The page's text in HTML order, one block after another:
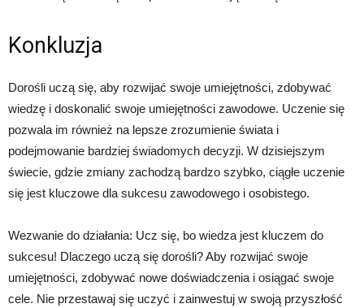
Konkluzja
Dorośli uczą się, aby rozwijać swoje umiejętności, zdobywać
wiedzę i doskonalić swoje umiejętności zawodowe. Uczenie się
pozwala im również na lepsze zrozumienie świata i
podejmowanie bardziej świadomych decyzji. W dzisiejszym
świecie, gdzie zmiany zachodzą bardzo szybko, ciągłe uczenie
się jest kluczowe dla sukcesu zawodowego i osobistego.
Wezwanie do działania: Ucz się, bo wiedza jest kluczem do
sukcesu! Dlaczego uczą się dorośli? Aby rozwijać swoje
umiejętności, zdobywać nowe doświadczenia i osiągać swoje
cele. Nie przestawaj się uczyć i zainwestuj w swoją przyszłość